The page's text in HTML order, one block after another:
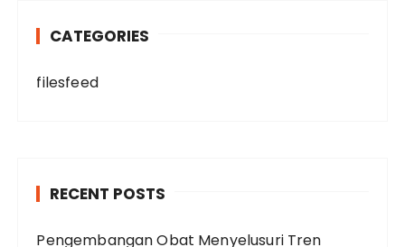
CATEGORIES
filesfeed
RECENT POSTS
Pengembangan Obat Menyelusuri Tren